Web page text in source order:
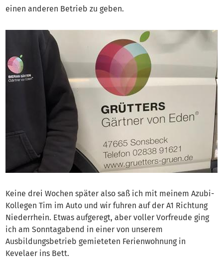
einen anderen Betrieb zu geben.
Keine drei Wochen später also saß ich mit meinem Azubi-
Kollegen Tim im Auto und wir fuhren auf der A1 Richtung
Niederrhein. Etwas aufgeregt, aber voller Vorfreude ging
ich am Sonntagabend in einer von unserem
Ausbildungsbetrieb gemieteten Ferienwohnung in
Kevelaer ins Bett.